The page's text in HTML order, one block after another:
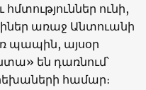
ունի,
առաջ Անտուանի
պապին, այսօր
են դառնում՝
համար։